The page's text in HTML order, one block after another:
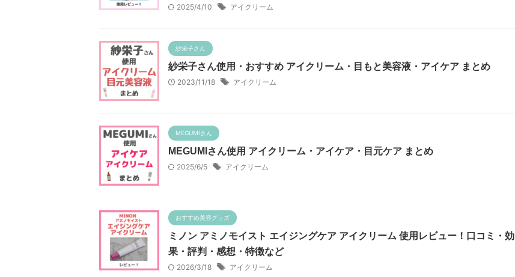
2025/4/10 アイクリーム
紗栄子さん
紗栄子さん使用・おすすめ アイクリーム・目もと美容液・アイケア まとめ
2023/11/18 アイクリーム
MEGUMIさん
MEGUMIさん使用 アイクリーム・アイケア・目元ケア まとめ
2025/6/5 アイクリーム
おすすめ美容グッズ
ミノン アミノモイスト エイジングケア アイクリーム 使用レビュー！口コミ・効
果・評判・感想・特徴など
2026/3/18 アイクリーム